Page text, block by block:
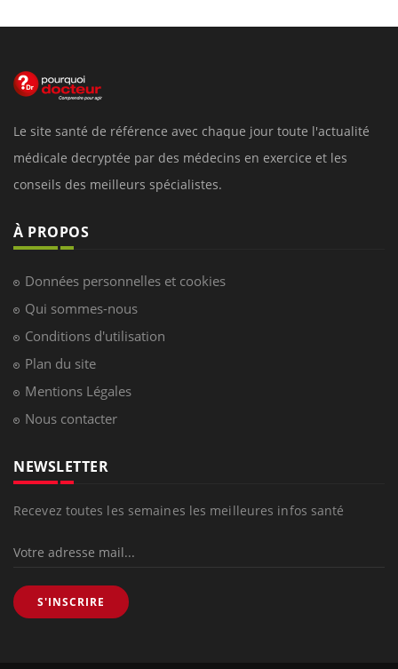
Le site santé de référence avec chaque jour toute l'actualité
médicale decryptée par des médecins en exercice et les
conseils des meilleurs spécialistes.
À PROPOS
Données personnelles et cookies
Qui sommes-nous
Conditions d'utilisation
Plan du site
Mentions Légales
Nous contacter
NEWSLETTER
Recevez toutes les semaines les meilleures infos santé
S'INSCRIRE